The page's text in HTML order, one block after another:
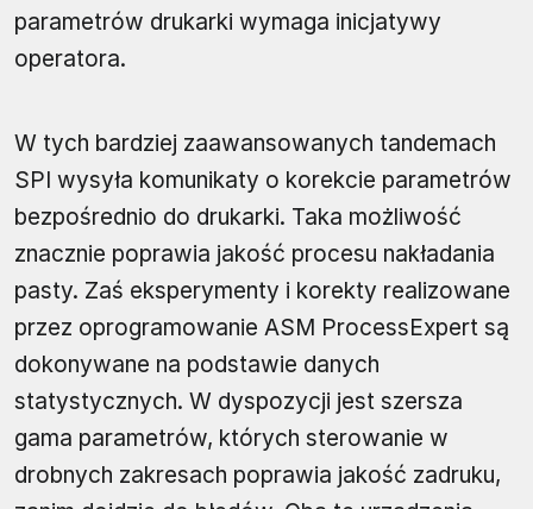
parametrów drukarki wymaga inicjatywy
operatora.
W tych bardziej zaawansowanych tandemach
SPI wysyła komunikaty o korekcie parametrów
bezpośrednio do drukarki. Taka możliwość
znacznie poprawia jakość procesu nakładania
pasty. Zaś eksperymenty i korekty realizowane
przez oprogramowanie ASM ProcessExpert są
dokonywane na podstawie danych
statystycznych. W dyspozycji jest szersza
gama parametrów, których sterowanie w
drobnych zakresach poprawia jakość zadruku,